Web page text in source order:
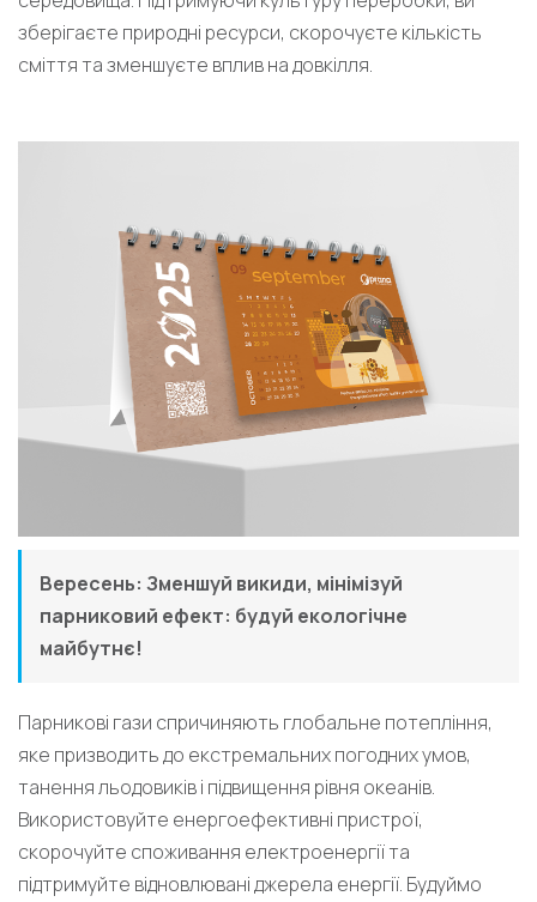
зберігаєте природні ресурси, скорочуєте кількість
сміття та зменшуєте вплив на довкілля.
Вересень: Зменшуй викиди, мінімізуй
парниковий ефект: будуй екологічне
майбутнє!
Парникові гази спричиняють глобальне потепління,
яке призводить до екстремальних погодних умов,
танення льодовиків і підвищення рівня океанів.
Використовуйте енергоефективні пристрої,
скорочуйте споживання електроенергії та
підтримуйте відновлювані джерела енергії. Будуймо